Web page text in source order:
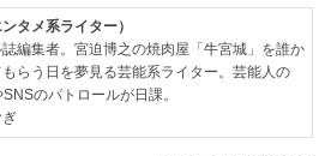
タメ系ライター）
編集者。宮迫博之の焼肉屋「牛宮城」を誰か
らう日を夢見る芸能系ライター。芸能人の
のパトロールが日課。